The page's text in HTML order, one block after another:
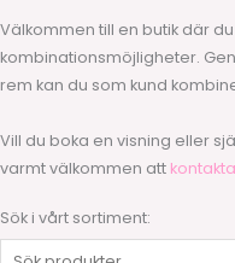
Välkommen till en butik där
kombinationsmöjligheter.
rem kan du som kund
Vill du boka en visning eller
varmt välkommen att
Sök i vårt sortiment:
Sök